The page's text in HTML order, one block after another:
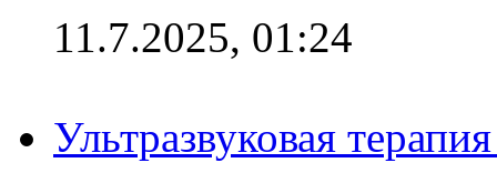
11.7.2025, 01:24
Ультразвуковая